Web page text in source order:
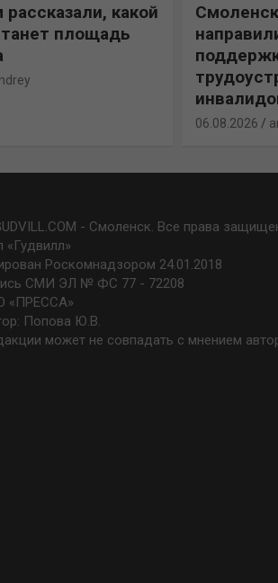
какой
площадь
06.08.2026
- Смоленск. Все права
«Гудвилл»
Роскомнадзором 24.01.2018
СМИ ЭЛ № ФС 77 - 72208
«ПРЕССА»
Попова Ю.В.
может не совпадать с мнением